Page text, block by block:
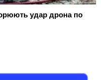
удар дрона по